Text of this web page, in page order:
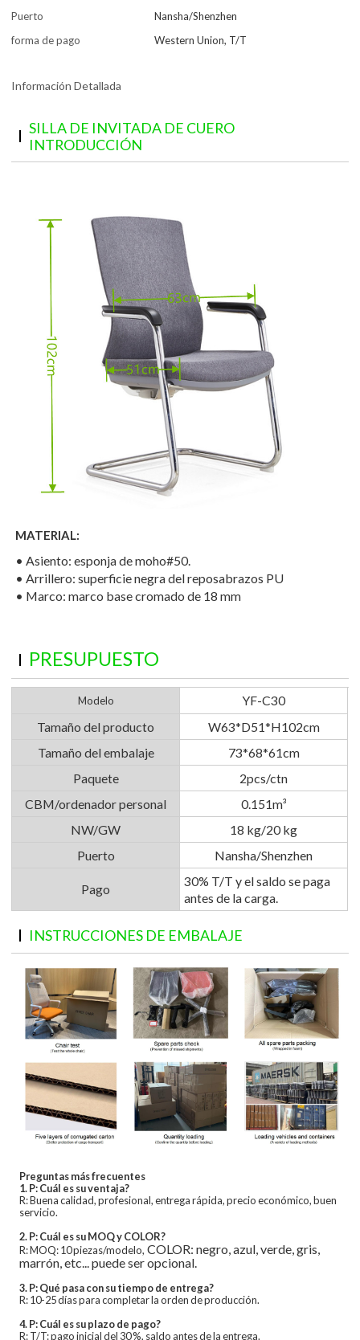
Puerto
Nansha/Shenzhen
forma de pago
Western Union, T/T
Información Detallada
SILLA DE INVITADA DE CUERO
INTRODUCCIÓN
MATERIAL:
• Asiento: esponja de moho#50.
• Arrillero: superficie negra del reposabrazos PU
• Marco: marco base cromado de 18 mm
PRESUPUESTO
Modelo
YF-C30
Tamaño del producto
W63*D51*H102cm
Tamaño del embalaje
73*68*61cm
Paquete
2pcs/ctn
CBM/ordenador personal
0.151m³
NW/GW
18 kg/20 kg
Puerto
Nansha/Shenzhen
Pago
30% T/T y el saldo se paga
antes de la carga.
INSTRUCCIONES DE EMBALAJE
Preguntas más frecuentes
1. P: Cuál es su ventaja?
R: Buena calidad, profesional, entrega rápida, precio económico, buen
servicio.
2. P: Cuál es su MOQ y COLOR?
R: MOQ: 10 piezas/modelo, COLOR: negro, azul, verde, gris,
marrón, etc... puede ser opcional.
3. P: Qué pasa con su tiempo de entrega?
R: 10-25 días para completar la orden de producción.
4. P: Cuál es su plazo de pago?
R: T/T: pago inicial del 30 %, saldo antes de la entrega.